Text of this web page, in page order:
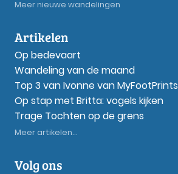
Meer nieuwe wandelingen
Artikelen
Op bedevaart
Wandeling van de maand
Top 3 van Ivonne van MyFootPrints
Op stap met Britta: vogels kijken
Trage Tochten op de grens
Meer artikelen...
Volg ons